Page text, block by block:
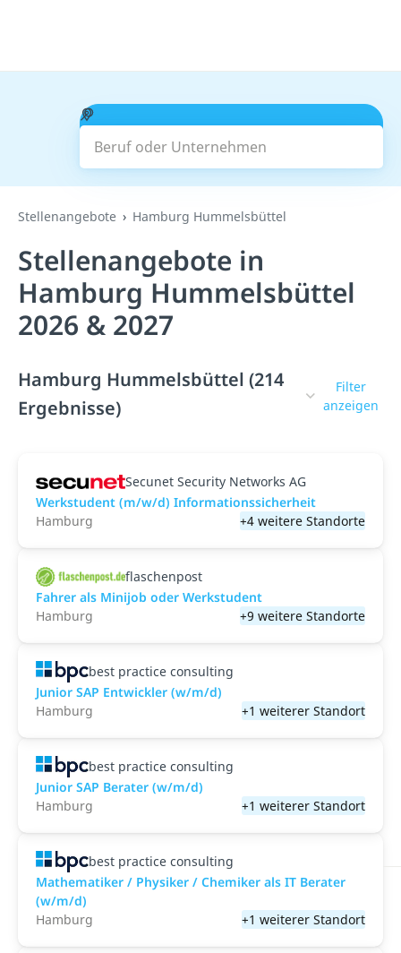
Beruf oder Unternehmen
Suchen
Stellenangebote Hamburg Hummelsbüttel
Stellenangebote in
Hamburg Hummelsbüttel
2026 & 2027
Hamburg Hummelsbüttel (214
Ergebnisse)
Filter
anzeigen
Secunet Security Networks AG
Werkstudent (m/w/d) Informationssicherheit
Hamburg
+4 weitere Standorte
flaschenpost
Fahrer als Minijob oder Werkstudent
Hamburg
+9 weitere Standorte
best practice consulting
Junior SAP Entwickler (w/m/d)
Hamburg
+1 weiterer Standort
best practice consulting
Junior SAP Berater (w/m/d)
Hamburg
+1 weiterer Standort
best practice consulting
Mathematiker / Physiker / Chemiker als IT Berater
(w/m/d)
Hamburg
+1 weiterer Standort